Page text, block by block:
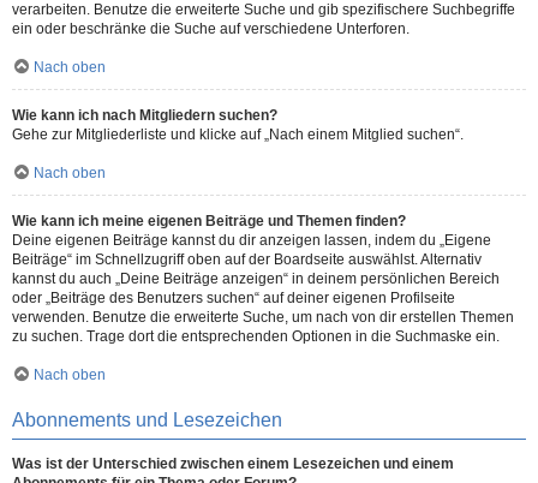
verarbeiten. Benutze die erweiterte Suche und gib spezifischere Suchbegriffe
ein oder beschränke die Suche auf verschiedene Unterforen.
Nach oben
Wie kann ich nach Mitgliedern suchen?
Gehe zur Mitgliederliste und klicke auf „Nach einem Mitglied suchen“.
Nach oben
Wie kann ich meine eigenen Beiträge und Themen finden?
Deine eigenen Beiträge kannst du dir anzeigen lassen, indem du „Eigene
Beiträge“ im Schnellzugriff oben auf der Boardseite auswählst. Alternativ
kannst du auch „Deine Beiträge anzeigen“ in deinem persönlichen Bereich
oder „Beiträge des Benutzers suchen“ auf deiner eigenen Profilseite
verwenden. Benutze die erweiterte Suche, um nach von dir erstellen Themen
zu suchen. Trage dort die entsprechenden Optionen in die Suchmaske ein.
Nach oben
Abonnements und Lesezeichen
Was ist der Unterschied zwischen einem Lesezeichen und einem